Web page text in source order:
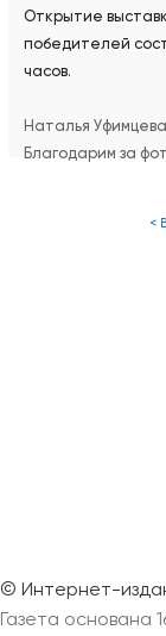
<
Открытие
победителей
часов.
Наталья Уфимцева
Благодарим за
© Интернет-
Газета основана